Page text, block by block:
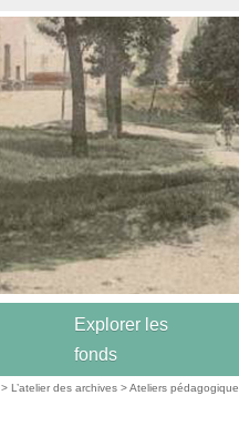
Explorer les
fonds
>L’atelier des archives >Ateliers